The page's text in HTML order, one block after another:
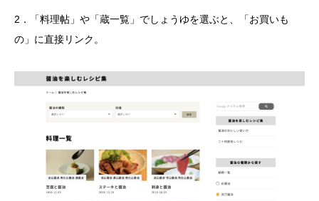
2．「料理帖」や「蔵一覧」でしょうゆを選ぶと、「お買いも
の」に直接リンク。